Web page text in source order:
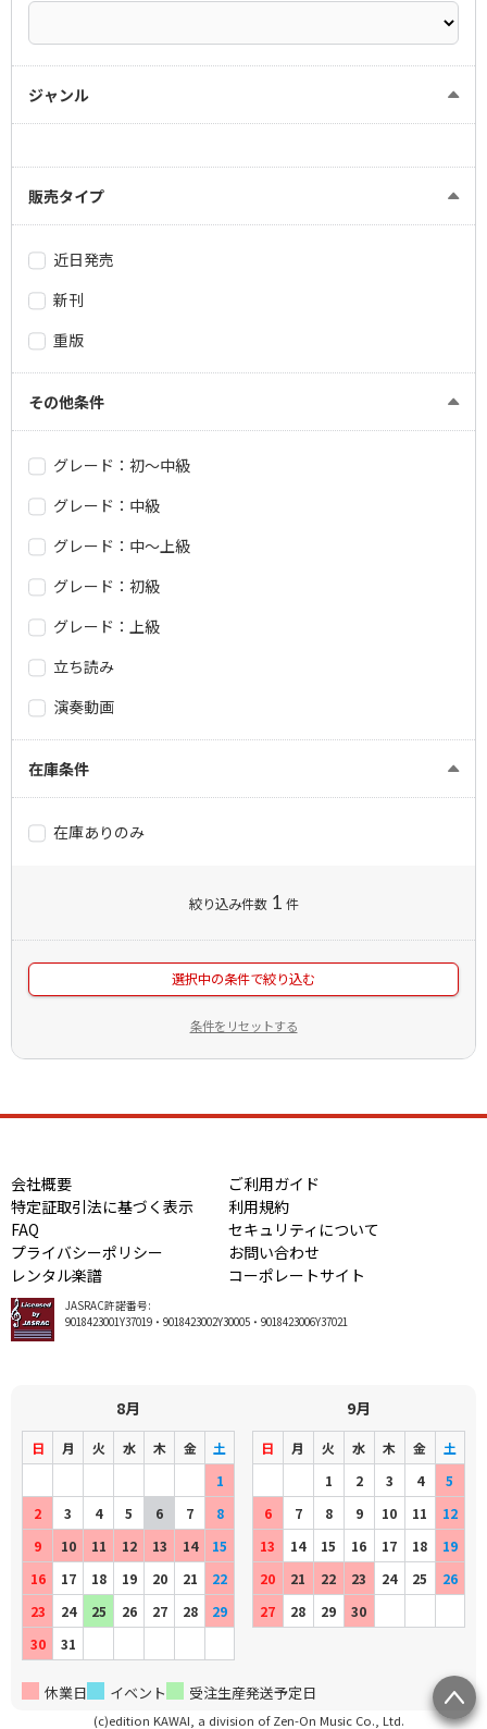
ジャンル
販売タイプ
近日発売
新刊
重版
その他条件
グレード：初～中級
グレード：中級
グレード：中～上級
グレード：初級
グレード：上級
立ち読み
演奏動画
在庫条件
在庫ありのみ
絞り込み件数 1 件
選択中の条件で絞り込む
条件をリセットする
会社概要
ご利用ガイド
特定証取引法に基づく表示
利用規約
FAQ
セキュリティについて
プライバシーポリシー
お問い合わせ
レンタル楽譜
コーポレートサイト
JASRAC許諾番号:
9018423001Y37019・9018423002Y30005・9018423006Y37021
8月
日 月 火 水 木 金
土
1
2
3 4 5 6 7
8
9
10 11 12 13 14
15
16
17 18 19 20 21
22
23
24 25 26 27 28
29
30
31
9月
日 月 火 水 木 金
土
1
2 3 4
5
6
7 8 9 10 11
12
13
14 15 16 17 18
19
20
21 22 23 24 25
26
27
28 29 30
休業日 イベント 受注生産発送予定日
(c)edition KAWAI, a division of Zen-On Music Co., Ltd.